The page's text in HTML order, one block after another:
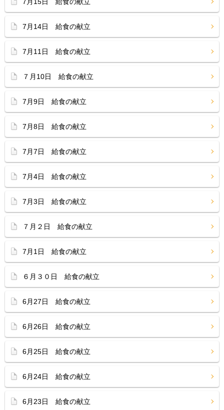
7月14日 給食の献立
7月11日 給食の献立
７月10日 給食の献立
7月9日 給食の献立
7月8日 給食の献立
7月7日 給食の献立
7月4日 給食の献立
7月3日 給食の献立
７月２日 給食の献立
7月1日 給食の献立
６月３０日 給食の献立
6月27日 給食の献立
6月26日 給食の献立
6月25日 給食の献立
6月24日 給食の献立
6月23日 給食の献立